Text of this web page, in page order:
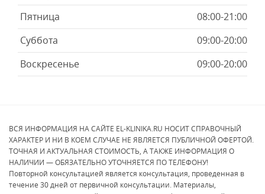
Пятница
08:00-21:00
Суббота
09:00-20:00
Воскресенье
09:00-20:00
ВСЯ ИНФОРМАЦИЯ НА САЙТЕ EL-KLINIKA.RU НОСИТ СПРАВОЧНЫЙ
ХАРАКТЕР И НИ В КОЕМ СЛУЧАЕ НЕ ЯВЛЯЕТСЯ ПУБЛИЧНОЙ ОФЕРТОЙ.
ТОЧНАЯ И АКТУАЛЬНАЯ СТОИМОСТЬ, А ТАКЖЕ ИНФОРМАЦИЯ О
НАЛИЧИИ — ОБЯЗАТЕЛЬНО УТОЧНЯЕТСЯ ПО ТЕЛЕФОНУ!
Повторной консультацией является консультация, проведенная в
течение 30 дней от первичной консультации. Материалы,